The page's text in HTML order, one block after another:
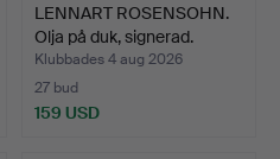
LENNART ROSENSOHN.
Olja på duk, signerad.
Klubbades 4 aug 2026
27 bud
159 USD